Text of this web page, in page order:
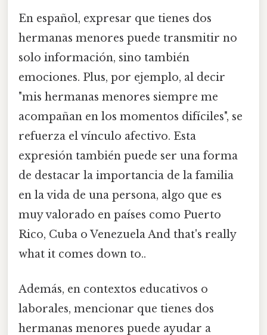
En español, expresar que tienes dos
hermanas menores puede transmitir no
solo información, sino también
emociones. Plus, por ejemplo, al decir
"mis hermanas menores siempre me
acompañan en los momentos difíciles", se
refuerza el vínculo afectivo. Esta
expresión también puede ser una forma
de destacar la importancia de la familia
en la vida de una persona, algo que es
muy valorado en países como Puerto
Rico, Cuba o Venezuela And that's really
what it comes down to..
Además, en contextos educativos o
laborales, mencionar que tienes dos
hermanas menores puede ayudar a